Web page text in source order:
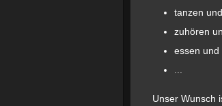
tanzen
zuhören
essen und
...
Unser Wunsch